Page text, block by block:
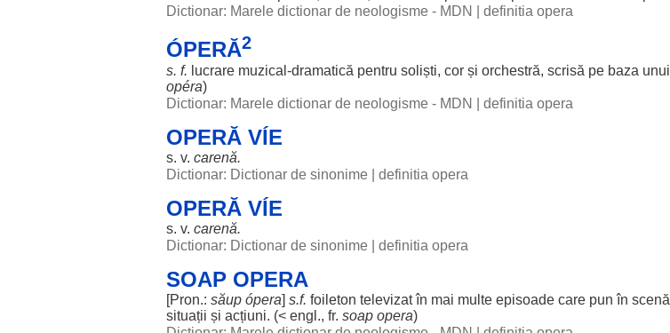
Dictionar: Marele dictionar de neologisme - MDN
definitia opera
ÓPERĂ2
s. f. lucrare muzical -dramatică pentru soliști, cor și orchestră, scrisă pe baza unui
opéra)
Dictionar: Marele dictionar de neologisme - MDN
definitia opera
OPERĂ VÍE
s. v. carenă.
Dictionar: Dictionar de sinonime
definitia opera
OPERĂ VÍE
s. v. carenă.
Dictionar: Dictionar de sinonime
definitia opera
SOAP OPERA
[Pron.: săup ópera] s.f. foileton televizatîn mai multe episoade care pun în scenă
situații și acțiuni. (< engl., fr. soap opera)